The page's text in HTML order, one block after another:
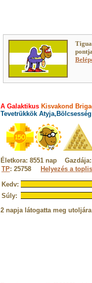
A Galaktikus Kisvakond
Tevetrükkök
Életkora: 8551 nap
TP: 25758 Helyezés a
Kedv:
Súly:
2 napja látogatta meg